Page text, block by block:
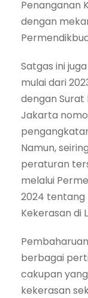
Penanganan
dengan
Satgas ini
mulai dari
dengan Surat
Jakarta
Namun,
peraturan
melalui
2024 tentang
Kekerasan di
berbagai
cakupan
kekerasan